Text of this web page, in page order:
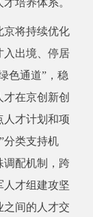
培养体系。
将持续优化
入出境、停居
色通道”，稳
在京创新创
人才计划和项
分类支持机
调配机制，跨
人才组建攻坚
之间的人才交